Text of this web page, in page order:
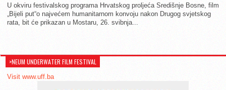
U okviru festivalskog programa Hrvatskog proljeća Središnje Bosne, film
„Bijeli put“o najvećem humanitarnom konvoju nakon Drugog svjetskog
rata, bit će prikazan u Mostaru, 26. svibnja...
>NEUM UNDERWATER FILM FESTIVAL
Visit www.uff.ba